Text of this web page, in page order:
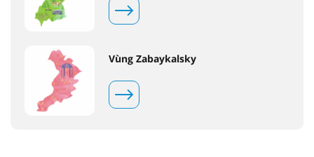
Vùng Zabaykalsky